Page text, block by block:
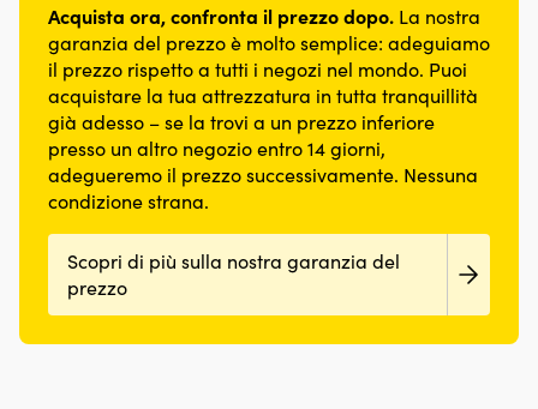
Acquista ora, confronta il prezzo dopo. La nostra
garanzia del prezzo è molto semplice: adeguiamo
il prezzo rispetto a tutti i negozi nel mondo. Puoi
acquistare la tua attrezzatura in tutta tranquillità
già adesso – se la trovi a un prezzo inferiore
presso un altro negozio entro 14 giorni,
adegueremo il prezzo successivamente. Nessuna
condizione strana.
Scopri di più sulla nostra garanzia del
prezzo